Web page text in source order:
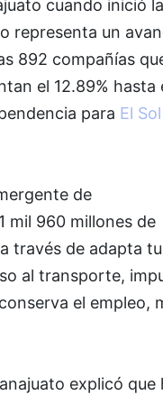
cuando inició la
representa un
892 compañías
el 12.89% hasta
para El
de
mil 960 millones de
través de adapta tu
al transporte,
el empleo,
explicó que